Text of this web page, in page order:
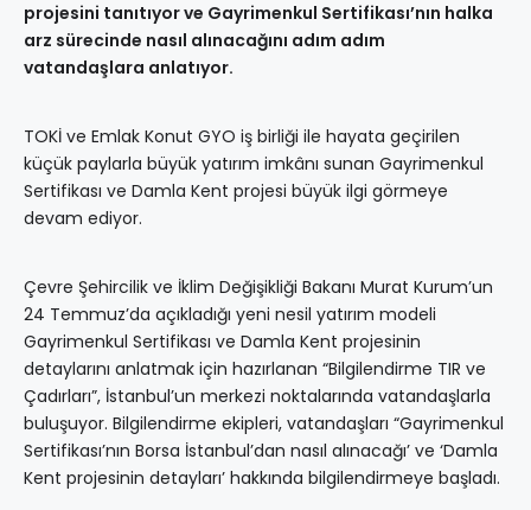
projesini tanıtıyor ve Gayrimenkul Sertifikası’nın halka
arz sürecinde nasıl alınacağını adım adım
vatandaşlara anlatıyor.
TOKİ ve Emlak Konut GYO iş birliği ile hayata geçirilen
küçük paylarla büyük yatırım imkânı sunan Gayrimenkul
Sertifikası ve Damla Kent projesi büyük ilgi görmeye
devam ediyor.
Çevre Şehircilik ve İklim Değişikliği Bakanı Murat Kurum’un
24 Temmuz’da açıkladığı yeni nesil yatırım modeli
Gayrimenkul Sertifikası ve Damla Kent projesinin
detaylarını anlatmak için hazırlanan “Bilgilendirme TIR ve
Çadırları”, İstanbul’un merkezi noktalarında vatandaşlarla
buluşuyor. Bilgilendirme ekipleri, vatandaşları “Gayrimenkul
Sertifikası’nın Borsa İstanbul’dan nasıl alınacağı’ ve ‘Damla
Kent projesinin detayları’ hakkında bilgilendirmeye başladı.